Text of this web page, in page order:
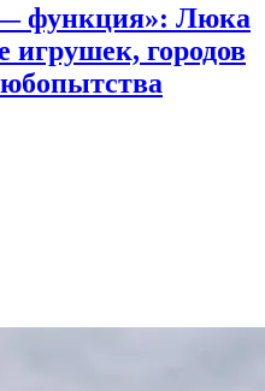
— функция»: Люка
игрушек, городов